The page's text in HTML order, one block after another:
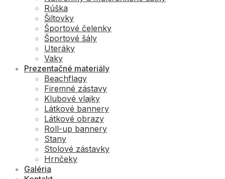
Rúška
Šiltovky
Športové čelenky
Športové šály
Uteráky
Vaky
Prezentačné materiály
Beachflagy
Firemné zástavy
Klubové vlajky
Látkové bannery
Látkové obrazy
Roll-up bannery
Stany
Stolové zástavky
Hrnčeky
Galéria